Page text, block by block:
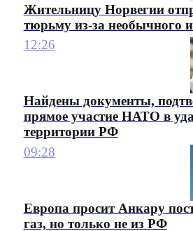
Жительницу Норвегии
тюрьму из-за необычного
12:26
Найдены документы,
прямое участие НАТО в
территории РФ
09:28
Европа просит Анкару
газ, но только не из РФ